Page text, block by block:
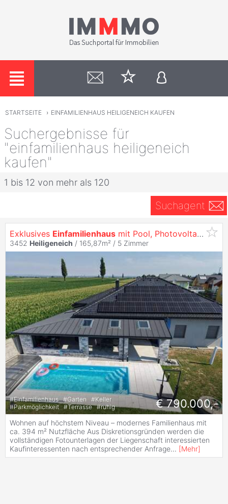
STARTSEITE › EINFAMILIENHAUS HEILIGENEICH KAUFEN
Suchergebnisse für
"einfamilienhaus heiligeneich
kaufen"
1 bis 12 von mehr als 120
Suchagent
Exklusives Einfamilienhaus mit Pool, Photovoltaik und hochwertiger Ausstattung in
3452 Heiligeneich / 165,87m² / 5 Zimmer
#Einfamilienhaus #Garten #Keller
#Parkmöglichkeit #Terrasse #ruhig € 790.000,-
Wohnen auf höchstem Niveau – modernes Familienhaus mit
ca. 394 m² Nutzfläche Aus Diskretionsgründen werden die
vollständigen Fotounterlagen der Liegenschaft interessierten
Kaufinteressenten nach entsprechender Anfrage... [Mehr]